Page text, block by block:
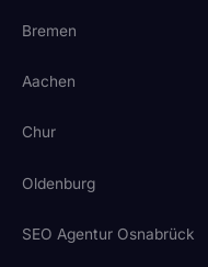
Bremen
Aachen
Chur
Oldenburg
SEO Agentur Osnabrück